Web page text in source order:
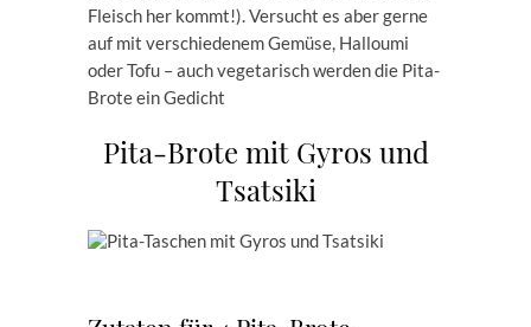
Fleisch her kommt!). Versucht es aber gerne
auf mit verschiedenem Gemüse, Halloumi
oder Tofu – auch vegetarisch werden die Pita-
Brote ein Gedicht
Pita-Brote mit Gyros und
Tsatsiki